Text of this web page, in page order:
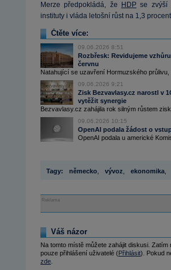
Merze předpokládá, že
HDPse zvýší
instituty i vláda letošní růst na 1,3
Čtěte více:
09.06.2026 8:51
Rozbřesk: Revidujeme
červnu
Natahující se uzavření Hormuzského
09.06.2026 9:21
Zisk Bezvavlasy.cz narostl v
vytěžit synergie
Bezvavlasy.cz zahájila rok silným růstem
09.06.2026 10:15
OpenAI podala žádost o
OpenAI podala u americké
Tagy: německo vývoz ekonomika
Reklama
Váš názor
Na tomto místě můžete zahájit diskusi.
pouze přihlášení uživatelé (Přihlásit). Pokud
zde